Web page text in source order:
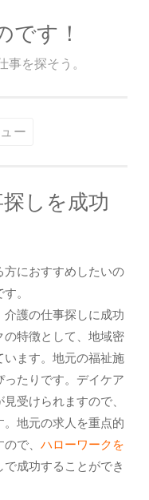
です！
を探そう。
ー
しを成功
におすすめしたいの
。
護の仕事探しに成功
特徴として、地域密
ます。地元の福祉施
たりです。デイケア
受けられますので、
地元の求人を重点的
で、 ハローワークを
成功することができ